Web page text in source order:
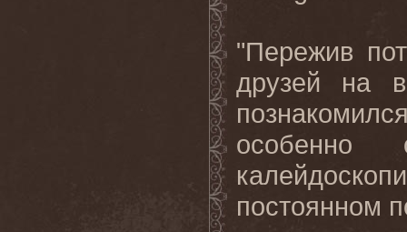
"Пережив
друзей на
постоянном